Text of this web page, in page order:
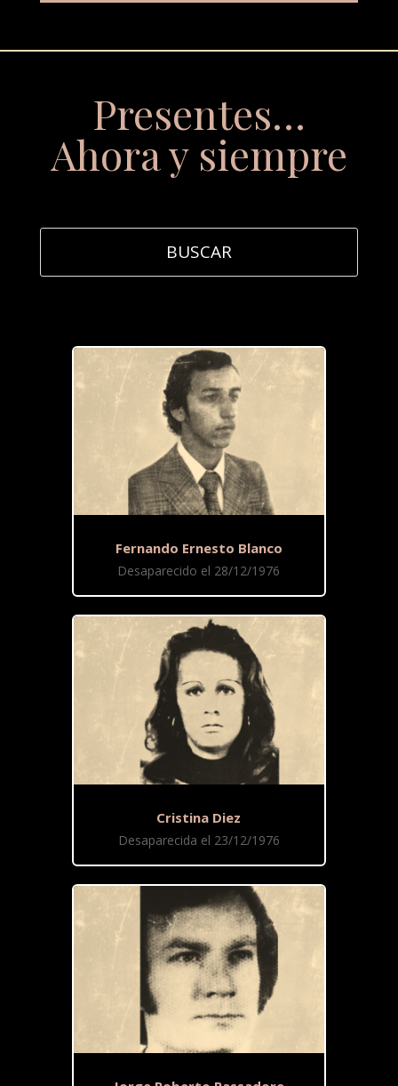
Presentes…
Ahora y siempre
Fernando Ernesto Blanco
Desaparecido el 28/12/1976
Cristina Diez
Desaparecida el 23/12/1976